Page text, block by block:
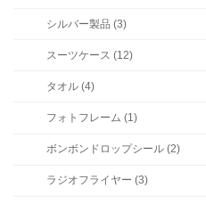
シルバー製品 (3)
スーツケース (12)
タオル (4)
フォトフレーム (1)
ボンボンドロップシール (2)
ラジオフライヤー (3)